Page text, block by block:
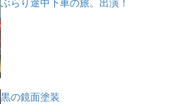
ぶらり途中下車の旅。出演！
黒の鏡面塗装